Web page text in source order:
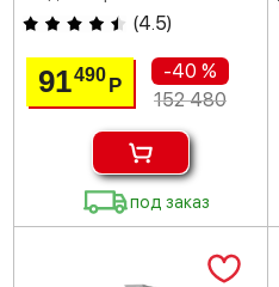
(4.5)
91490Р
-40 %
152 480
под заказ